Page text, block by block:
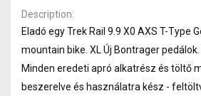
Description
Eladó egy Trek Rail 9.9 X0 AXS T-Type
mountain bike. XL Új Bontrager pedálok.
Minden eredeti apró alkatrész és töltő
beszerelve és használatra kész -